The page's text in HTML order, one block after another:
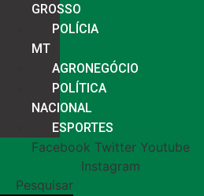
GROSSO
POLÍCIA
MT
AGRONEGÓCIO
POLÍTICA
NACIONAL
ESPORTES
Facebook Twitter Youtube
Instagram
Pesquisar